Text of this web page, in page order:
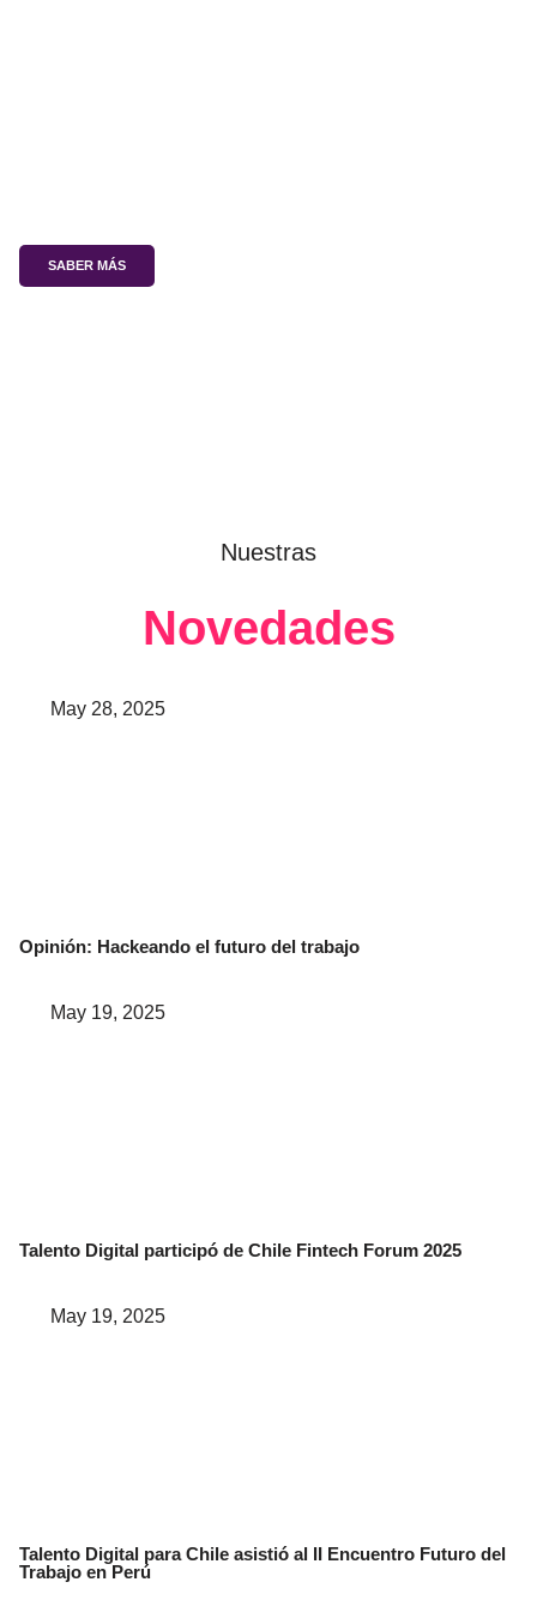
SABER MÁS
Nuestras
Novedades
May 28, 2025
Opinión: Hackeando el futuro del trabajo
May 19, 2025
Talento Digital participó de Chile Fintech Forum 2025
May 19, 2025
Talento Digital para Chile asistió al II Encuentro Futuro del
Trabajo en Perú